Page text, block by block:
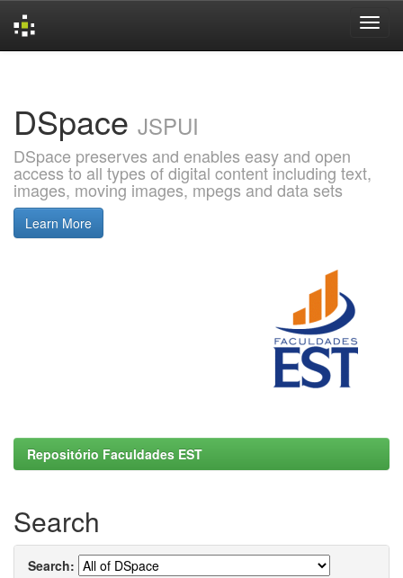
DSpace JSPUI
DSpace preserves and enables easy and open
access to all types of digital content including text,
images, moving images, mpegs and data sets
Learn More
Repositório Faculdades EST
Search
Search: